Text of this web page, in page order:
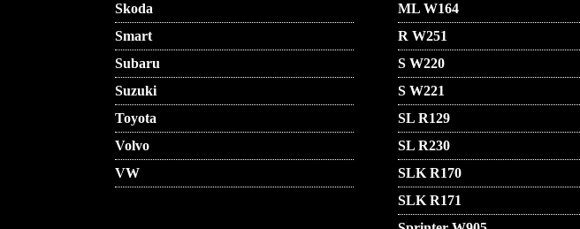
Skoda
Smart
Subaru
Suzuki
Toyota
Volvo
VW
ML W164
R W251
S W220
S W221
SL R129
SL R230
SLK R170
SLK R171